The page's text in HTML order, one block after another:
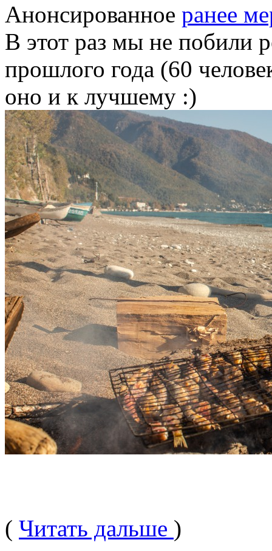
Анонсированное ранее
В этот раз мы не побили
прошлого года (60
оно и к лучшему :)
( Читать дальше )